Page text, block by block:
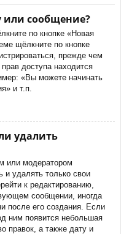
или сообщение?
по кнопке «Новая
щёлкните по кнопке
прежде чем
доступа находится
«Вы можете начинать
и т.п.
удалить
или модератором
и удалять только свои
к редактированию,
сообщении, иногда
после его создания. Если
ним появится небольшая
правок, а также дату и